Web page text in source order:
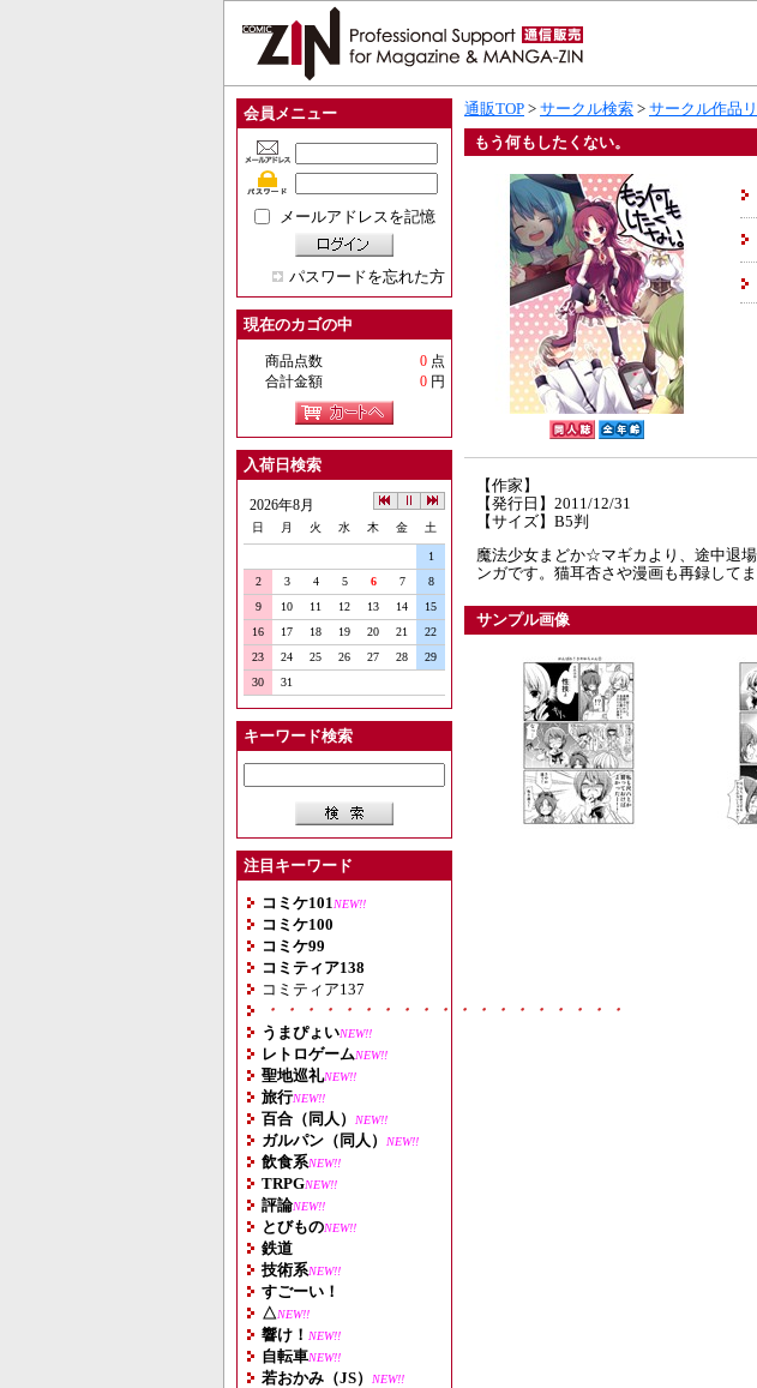
会員メニュー
メールアドレスを記憶
パスワードを忘れた方
現在のカゴの中
商品点数 0 点
合計金額
0 円
入荷日検索
2026年8月
日 月 火 水 木 金 土
1
2
3 4 5 6 7
8
9
10 11 12 13 14
15
16
17 18 19 20 21
22
23
24 25 26 27 28
29
30
31
キーワード検索
注目キーワード
コミケ101 NEW!!
コミケ100
コミケ99
コミティア138
コミティア137
・・・・・・・・・・・・・・・・・・・
うまぴょいNEW!!
レトロゲームNEW!!
聖地巡礼NEW!!
旅行NEW!!
百合（同人） NEW!!
ガルパン（同人） NEW!!
飲食系NEW!!
TRPGNEW!!
評論NEW!!
とびものNEW!!
鉄道
技術系NEW!!
すごーい！
△NEW!!
響け！ NEW!!
自転車NEW!!
若おかみ（JS） NEW!!
通販TOP > サークル検索 > サークル作品
もう何もしたくない。
【作家】
【発行日】2011/12/31
【サイズ】B5判
魔法少女まどか☆マギカより、途中退
ンガです。猫耳杏さや漫画も再録してま
サンプル画像